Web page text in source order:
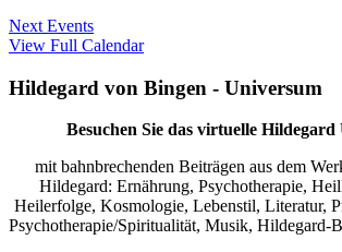
Next Events
View Full Calendar
Hildegard von Bingen - Universum
Besuchen Sie das virtuelle
mit bahnbrechenden Beiträgen aus dem
Hildegard: Ernährung, Psychotherapie,
Heilerfolge, Kosmologie, Lebenstil, Literatur,
Psychotherapie/Spiritualität, Musik, Hildegard-